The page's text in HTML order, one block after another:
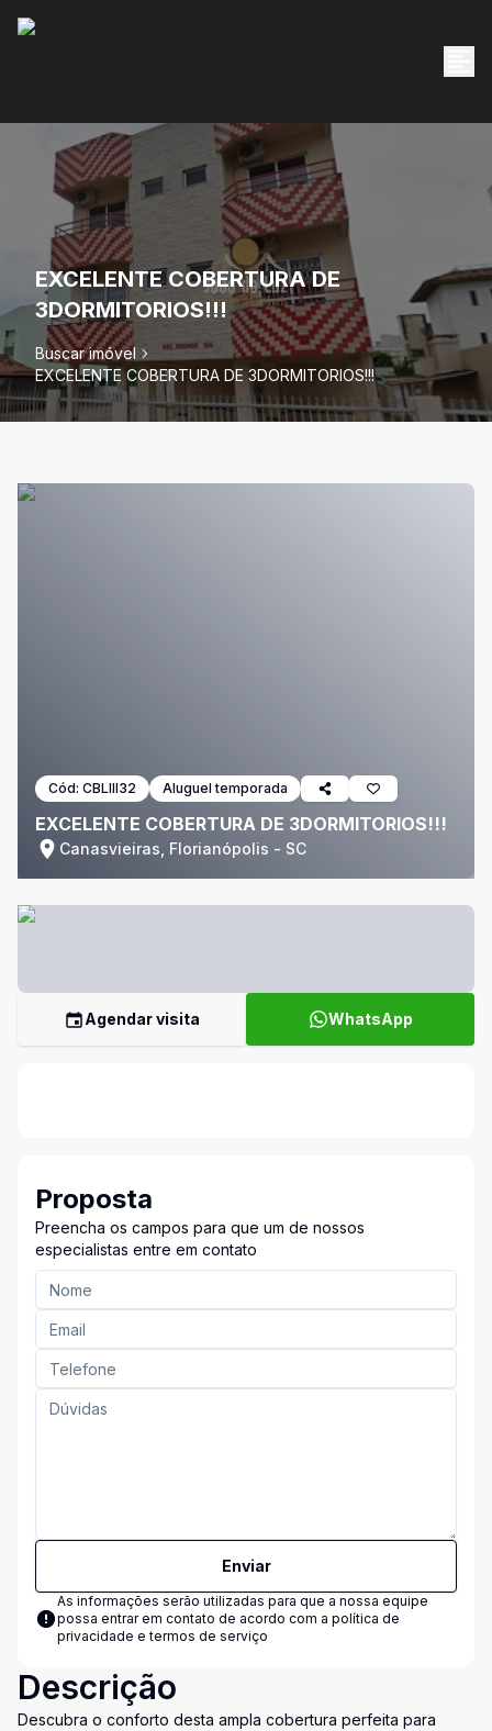
EXCELENTE COBERTURA DE
3DORMITORIOS!!!
Buscar imóvel
EXCELENTE COBERTURA DE 3DORMITORIOS!!!
Cód: CBLIII32 Aluguel temporada
EXCELENTE COBERTURA DE 3DORMITORIOS!!!
Canasvieiras, Florianópolis - SC
Agendar visita WhatsApp
Proposta
Preencha os campos para que um de nossos
especialistas entre em contato
Enviar
As informações serão utilizadas para que a nossa equipe
possa entrar em contato de acordo com a política de
privacidade e termos de serviço
Descrição
Descubra o conforto desta ampla cobertura perfeita para